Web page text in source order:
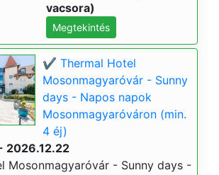
vacsora)
Megtekintés
✔️ Thermal Hotel
Mosonmagyaróvár - Sunny
days - Napos napok
Mosonmagyaróváron (min.
4 éj)
2026.12.22
Mosonmagyaróvár - Sunny days -